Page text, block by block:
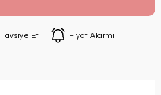
Tavsiye Et Fiyat Alarmı